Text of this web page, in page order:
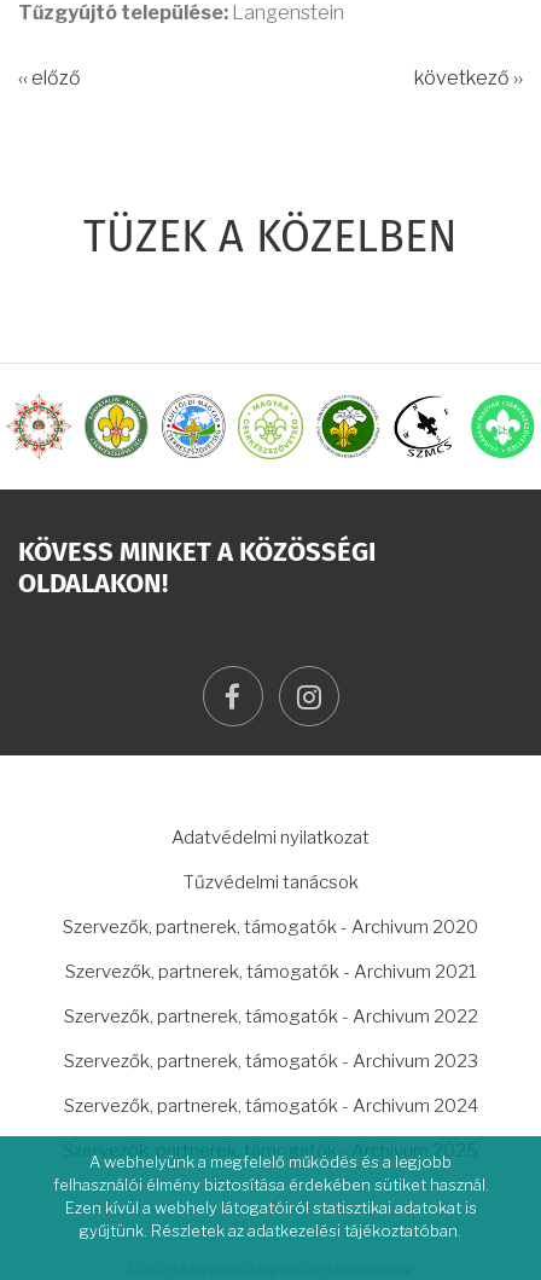
Tűzgyújtó települése: Langenstein
‹‹ előző következő ››
TÜZEK A KÖZELBEN
KÖVESS MINKET A KÖZÖSSÉGI
OLDALAKON!
facebookinstagram
Adatvédelmi nyilatkozat
Tűzvédelmi tanácsok
Szervezők, partnerek, támogatók - Archivum 2020
Szervezők, partnerek, támogatók - Archivum 2021
Szervezők, partnerek, támogatók - Archivum 2022
Szervezők, partnerek, támogatók - Archivum 2023
Szervezők, partnerek, támogatók - Archivum 2024
Szervezők, partnerek, támogatók - Archivum 2025
A webhelyünk a megfelelő működés és a legjobb
felhasználói élmény biztosítása érdekében sütiket használ.
Ezen kívül a webhely látogatóiról statisztikai adatokat is
gyűjtünk. Részletek az adatkezelési tájékoztatóban.